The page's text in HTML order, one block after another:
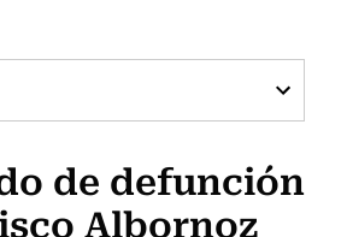
y TV Usach
de defunción
Albornoz